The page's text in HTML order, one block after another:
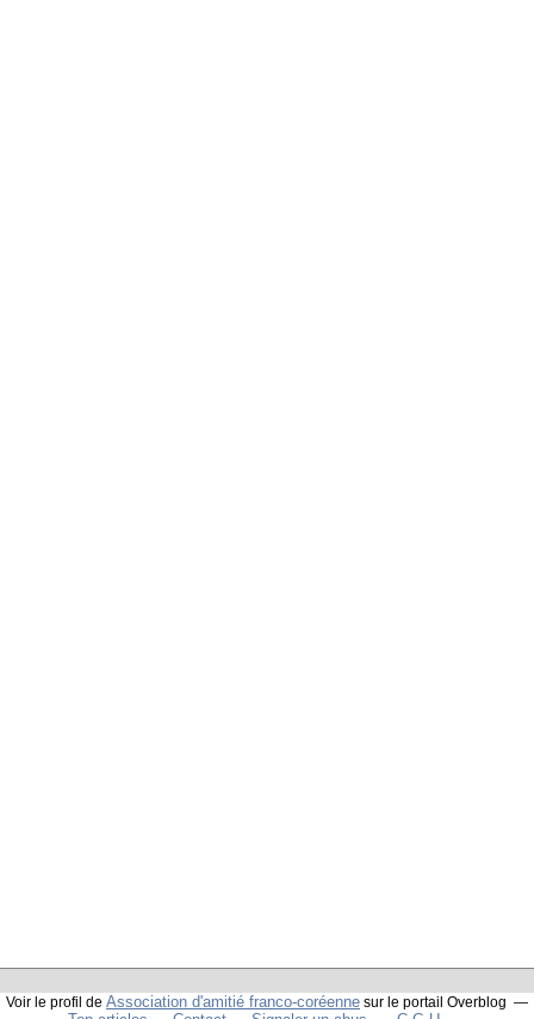
Voir le profil de Association d'amitié franco-coréenne sur le portail Overblog